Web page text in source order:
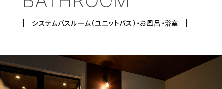
システムバスルーム（ユニットバス）・お風呂・浴室